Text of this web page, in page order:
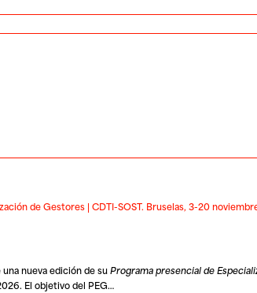
de Gestores | CDTI-SOST. Bruselas, 3-20
nueva edición de suPrograma presencial de
El objetivo del PEG…